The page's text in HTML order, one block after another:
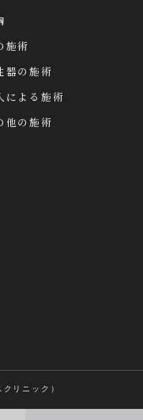
施術
器の施術
による施術
他の施術
リニック）